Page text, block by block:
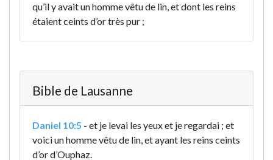
qu’il y avait un homme vêtu de lin, et dont les reins
étaient ceints d’or très pur ;
Bible de Lausanne
Daniel 10:5 - et je levai les yeux et je regardai ; et
voici un homme vêtu de lin, et ayant les reins ceints
d’or d’Ouphaz.